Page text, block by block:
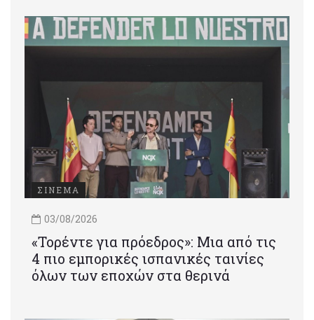
ΣΙΝΕΜΑ
03/08/2026
«Τορέντε για πρόεδρος»: Mια από τις
4 πιο εμπορικές ισπανικές ταινίες
όλων των εποχών στα θερινά